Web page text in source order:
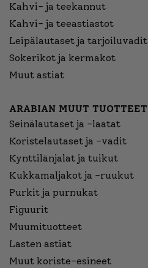
Kahvi- ja teekannut
Kahvi- ja teeastiastot
Leipälautaset ja tarjoiluvadit
Sokerikot ja kermakot
Muut astiat
ARABIAN MUUT TUOTTEET
Seinälautaset ja -laatat
Koristelautaset ja -vadit
Kynttilänjalat ja tuikut
Kukkamaljakot ja -ruukut
Purkit ja purnukat
Figuurit
Muumituotteet
Lasten astiat
Muut koriste-esineet